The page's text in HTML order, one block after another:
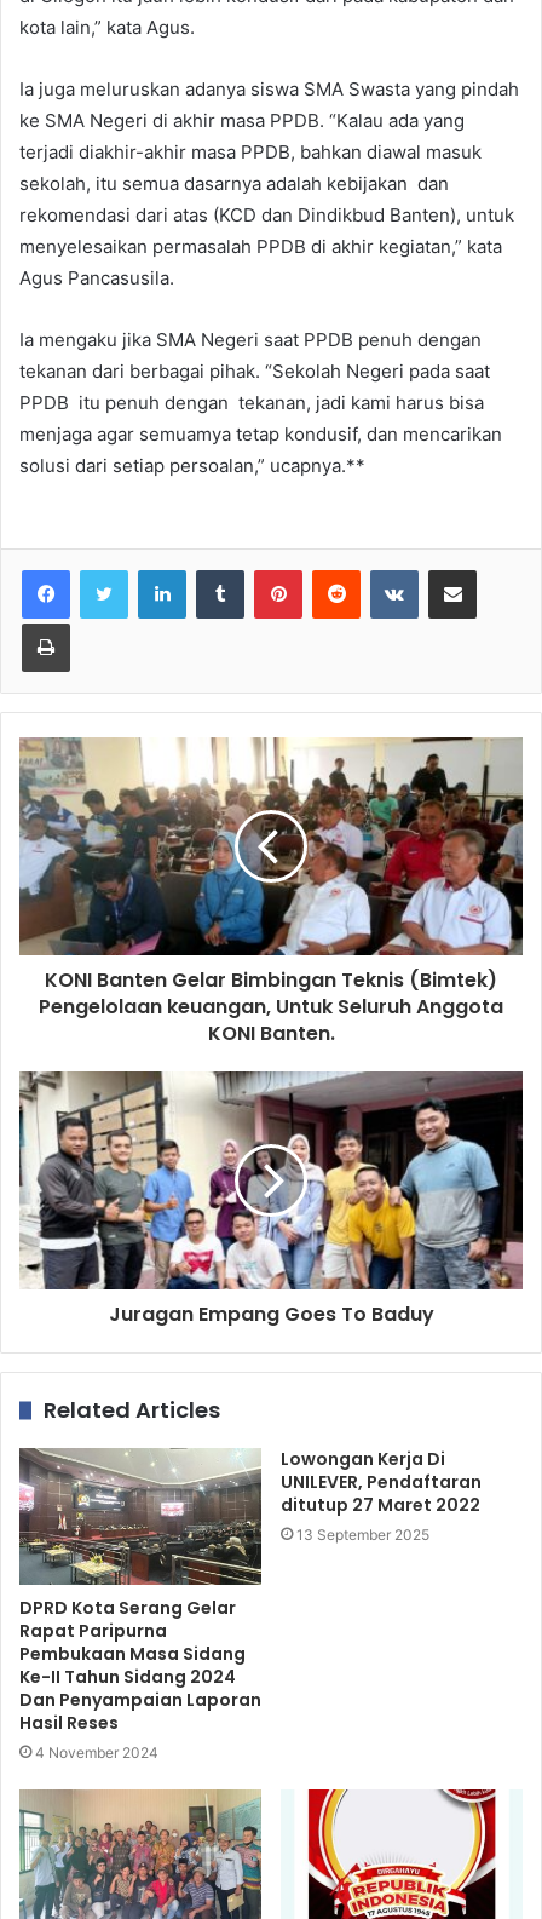
kota lain,” kata Agus.
Ia juga meluruskan adanya siswa SMA Swasta yang pindah
ke SMA Negeri di akhir masa PPDB. “Kalau ada yang
terjadi diakhir-akhir masa PPDB, bahkan diawal masuk
sekolah, itu semua dasarnya adalah kebijakan dan
rekomendasi dari atas (KCD dan Dindikbud Banten), untuk
menyelesaikan permasalah PPDB di akhir kegiatan,” kata
Agus Pancasusila.
Ia mengaku jika SMA Negeri saat PPDB penuh dengan
tekanan dari berbagai pihak. “Sekolah Negeri pada saat
PPDB itu penuh dengan tekanan, jadi kami harus bisa
menjaga agar semuamya tetap kondusif, dan mencarikan
solusi dari setiap persoalan,” ucapnya.**
LinkedInTumblr PinterestReddit VKontakteShare via Email
Print
KONI Banten Gelar Bimbingan Teknis (Bimtek)
Pengelolaan keuangan, Untuk Seluruh Anggota
KONI Banten.
Juragan Empang Goes To Baduy
Related Articles
DPRD Kota Serang Gelar
Rapat Paripurna
Pembukaan Masa Sidang
Ke-II Tahun Sidang 2024
Dan Penyampaian Laporan
Hasil Reses
4 November 2024
Lowongan Kerja Di
UNILEVER, Pendaftaran
ditutup 27 Maret 2022
13 September 2025